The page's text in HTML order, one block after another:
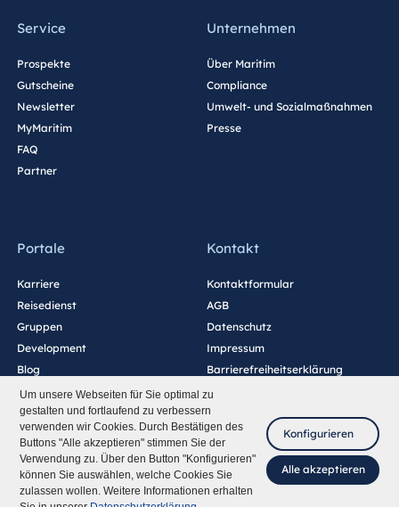
Um unsere Webseiten für Sie optimal zu
gestalten und fortlaufend zu verbessern
verwenden wir Cookies. Durch Bestätigen des
Buttons "Alle akzeptieren" stimmen Sie der
Verwendung zu. Über den Button "Konfigurieren"
können Sie auswählen, welche Cookies Sie
zulassen wollen. Weitere Informationen erhalten
Konfigurieren
Alle akzeptieren
Service
Prospekte
Gutscheine
Newsletter
MyMaritim
FAQ
Partner
Unternehmen
Über Maritim
Compliance
Umwelt- und Sozialmaßnahmen
Presse
Portale
Karriere
Reisedienst
Gruppen
Development
Blog
Kontakt
Kontaktformular
AGB
Datenschutz
Impressum
Barrierefreiheitserklärung
Cookie-Einstellungen
Fragen Sie mich